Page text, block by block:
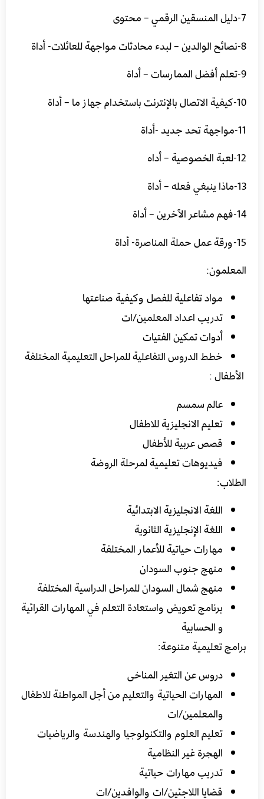
7-دليل المنسقين الرقمي – محتوى
8-نصائح الوالدين – لبدء محادثات مواجهة للعائلات- أداة
9-تعلم أفضل الممارسات – أداة
10-كيفية الاتصال بالإنترنت باستخدام جهاز ما – أداة
11-مواجهة تحد جديد -أداة
12-لعبة الخصوصية – أداه
13-ماذا ينبغي فعله – أداة
14-فهم مشاعر الآخرين – أداة
15-ورقة عمل حملة المناصرة- أداة
المعلمون:
مواد تفاعلية للفصل وكيفية صناعتها
تدريب اعداد المعلمين/ات
أدوات تمكين الفتيات
خطط الدروس التفاعلية للمراحل التعليمية المختلفة
الأطفال :
عالم سمسم
تعليم الانجليزية للاطفال
قصص عربية للأطفال
فيديوهات تعليمية لمرحلة الروضة
الطلاب:
اللغة الانجليزية الابتدائية
اللغة الإنجليزية الثانوية
مهارات حياتية للأعمار المختلفة
منهج جنوب السودان
منهج شمال السودان للمراحل الدراسية المختلفة
برنامج تعويض واستعادة التعلم في المهارات القرائية
و الحسابية
برامج تعليمية متنوعة:
دروس عن التغير المناخى
المهارات الحياتية والتعليم من أجل المواطنة للاطفال
والمعلمين/ات
تعليم العلوم والتكنولوجيا والهندسة والرياضيات
الهجرة غير النظامية
تدريب مهارات حياتية
قضايا اللاجئين/ات والوافدين/ات